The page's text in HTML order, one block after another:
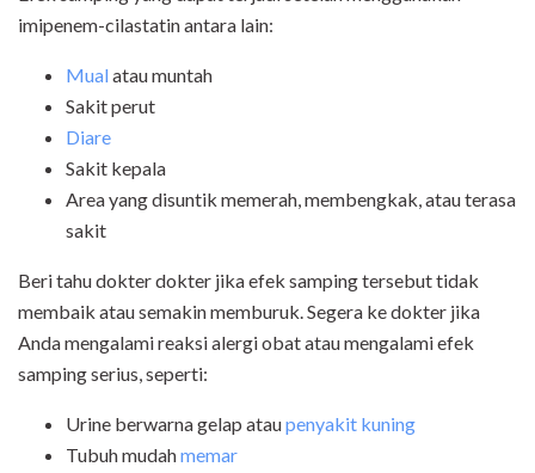
imipenem-cilastatin antara lain:
Mualatau muntah
Sakit perut
Diare
Sakit kepala
Area yang disuntik memerah, membengkak, atau terasa
sakit
Beri tahu dokter dokter jika efek samping tersebut tidak
membaik atau semakin memburuk. Segera ke dokter jika
Anda mengalami reaksi alergi obat atau mengalami efek
samping serius, seperti:
Urine berwarna gelap ataupenyakit kuning
Tubuh mudahmemar